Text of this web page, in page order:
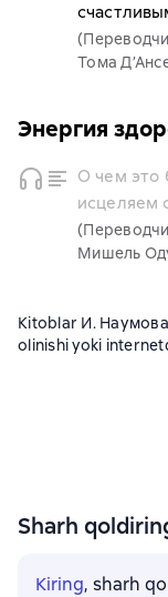
Тома
Энергия
О чем это
исцеляем
Мишель
Kitoblar И.
olinishi yoki
Sharh
Kiring, sharh